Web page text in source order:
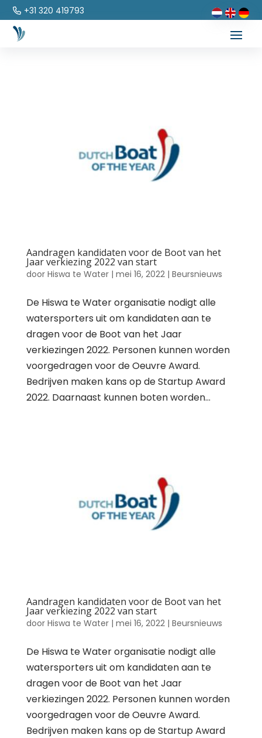
+31 320 419793
Aandragen kandidaten voor de Boot van het
Jaar verkiezing 2022 van start
door Hiswa te Water| mei 16, 2022| Beursnieuws
De Hiswa te Water organisatie nodigt alle
watersporters uit om kandidaten aan te
dragen voor de Boot van het Jaar
verkiezingen 2022. Personen kunnen worden
voorgedragen voor de Oeuvre Award.
Bedrijven maken kans op de Startup Award
2022. Daarnaast kunnen boten worden...
Aandragen kandidaten voor de Boot van het
Jaar verkiezing 2022 van start
door Hiswa te Water| mei 16, 2022| Beursnieuws
De Hiswa te Water organisatie nodigt alle
watersporters uit om kandidaten aan te
dragen voor de Boot van het Jaar
verkiezingen 2022. Personen kunnen worden
voorgedragen voor de Oeuvre Award.
Bedrijven maken kans op de Startup Award